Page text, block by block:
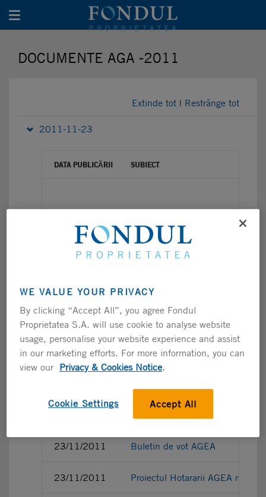
Toggle navigation
DOCUMENTE AGA -2011
Extinde tot | Restrânge tot
2011-11-23
DATA PUBLICĂRII SUBIECT
23/11/2012 Convocator AGEA si AGOA -
23/11/2011 Procedura AGA
23/11/2011 Punctul 1 AGEA Nota privind
23/11/2011 Punctul 2 AGEA Modificarea
23/11/2011 Buletin de vot AGEA
23/11/2011 Proiectul Hotararii AGEA nr. 1/
WE VALUE YOUR PRIVACY
By clicking “Accept All”, you agree Fondul
Proprietatea S.A. will use cookie to analyse website
usage, personalise your website experience and assist
in our marketing efforts. For more information, you can
view our Privacy & Cookies Notice.
Accept All
Cookie Settings